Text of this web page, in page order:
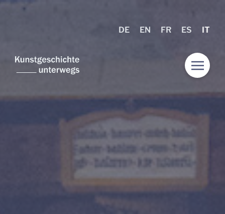
DE EN FR ES IT